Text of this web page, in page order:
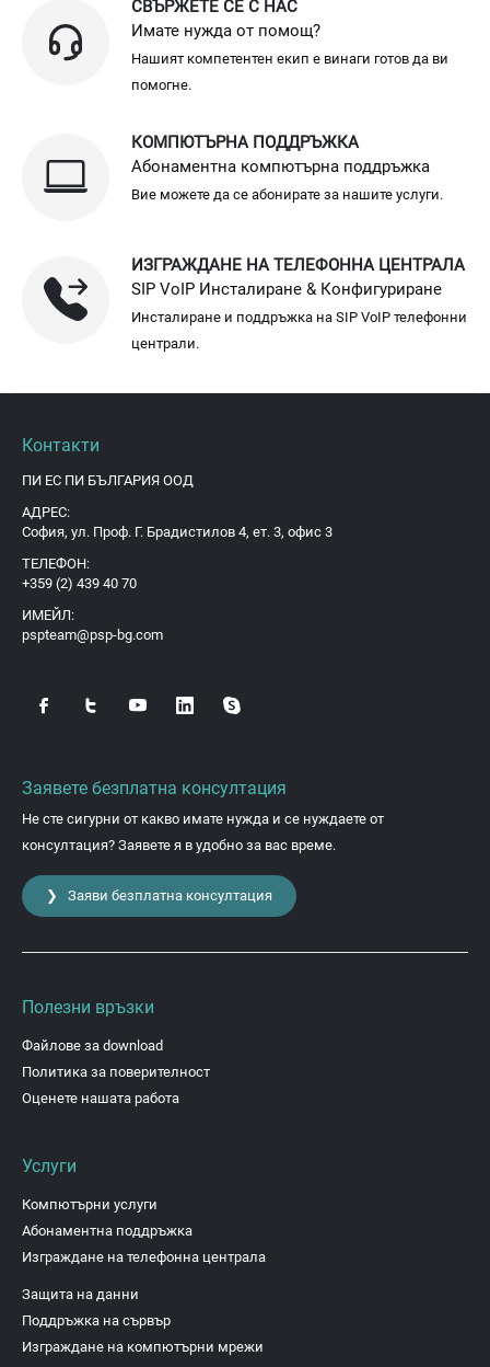
СВЪРЖЕТЕ СЕ С НАС
Имате нужда от помощ?
Нашият компетентен екип е винаги готов да ви
помогне.
КОМПЮТЪРНА ПОДДРЪЖКА
Абонаментна компютърна поддръжка
Вие можете да се абонирате за нашите услуги.
ИЗГРАЖДАНЕ НА ТЕЛЕФОННА ЦЕНТРАЛА
SIP VoIP Инсталиране & Конфигуриране
Инсталиране и поддръжка на SIP VoIP телефонни
централи.
Контакти
ПИ ЕС ПИ БЪЛГАРИЯ ООД
АДРЕС:
София, ул. Проф. Г. Брадистилов 4, ет. 3, офис 3
ТЕЛЕФОН:
+359 (2) 439 40 70
ИМЕЙЛ:
pspteam@psp-bg.com
Заявете безплатна консултация
Не сте сигурни от какво имате нужда и се нуждаете от
консултация? Заявете я в удобно за вас време.
❯ Заяви безплатна консултация
Полезни връзки
Файлове за download
Политика за поверителност
Оценете нашата работа
Услуги
Компютърни услуги
Абонаментна поддръжка
Изграждане на телефонна централа
Защита на данни
Поддръжка на сървър
Изграждане на компютърни мрежи